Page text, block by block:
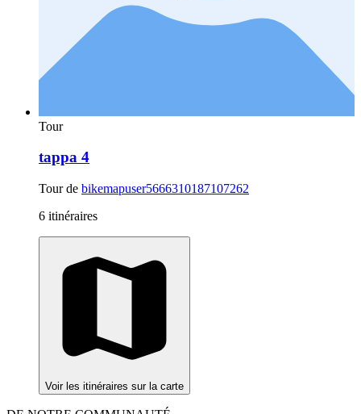
Tour
tappa 4
Tour de bikemapuser5666310187107262
6 itinéraires
Voir les itinéraires sur la carte